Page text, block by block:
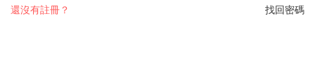
找回密碼
還沒有註冊？